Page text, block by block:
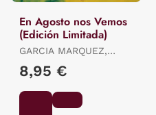
En Agosto nos Vemos
(Edición Limitada)
GARCIA MARQUEZ,
8,95 €